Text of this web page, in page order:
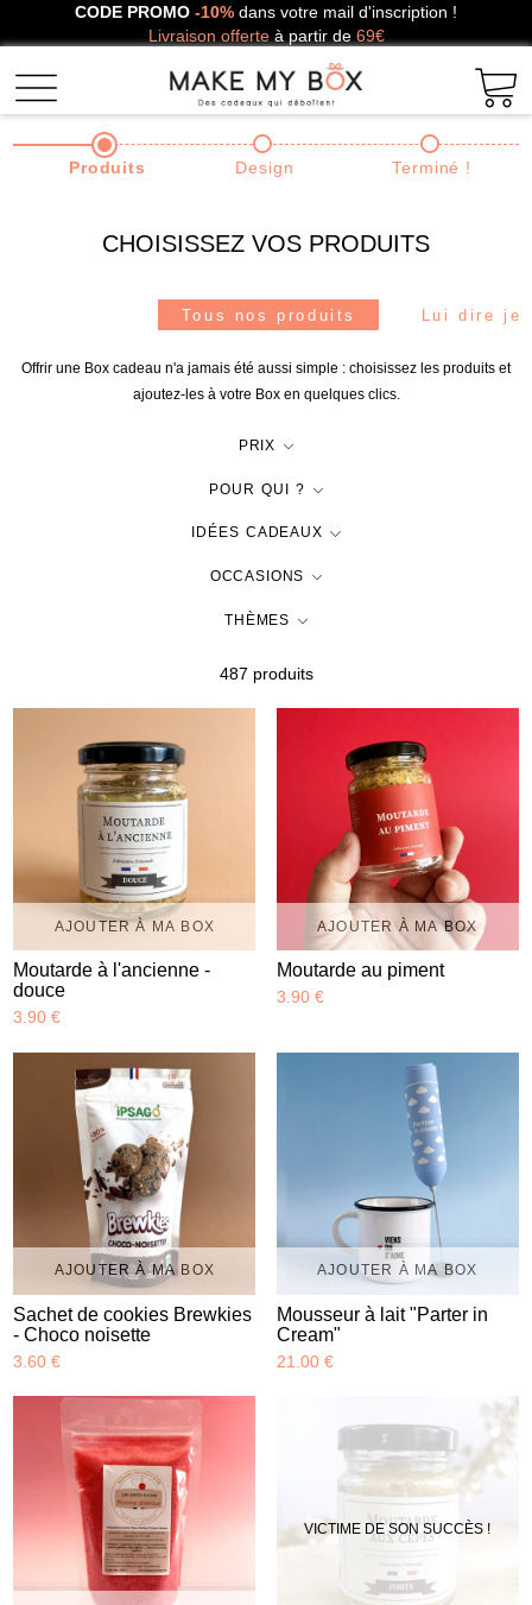
CODE PROMO -10% dans votre mail d'inscription !
Livraison offerteà partir de69€
Produits Design Terminé !
CHOISISSEZ VOS PRODUITS
Tous nos produits Lui dire je
Offrir une Box cadeau n'a jamais été aussi simple : choisissez les produits et
ajoutez-les à votre Box en quelques clics.
PRIX
POUR QUI ?
IDÉES CADEAUX
OCCASIONS
THÈMES
487 produits
AJOUTER À MA BOX
Moutarde à l'ancienne -
douce
3.90 €
AJOUTER À MA BOX
Moutarde au piment
3.90 €
AJOUTER À MA BOX
Sachet de cookies Brewkies
- Choco noisette
3.60 €
AJOUTER À MA BOX
Mousseur à lait "Parter in
Cream"
21.00 €
VICTIME DE SON SUCCÈS !